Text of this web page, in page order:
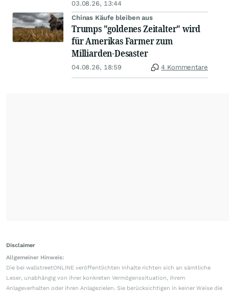
03.08.26, 13:44
Chinas Käufe bleiben aus
Trumps "goldenes Zeitalter" wird
für Amerikas Farmer zum
Milliarden-Desaster
04.08.26, 18:59 4 Kommentare
Disclaimer
Allgemeiner Hinweis:
Die bei wallstreetONLINE veröffentlichten Inhalte richten sich an sämtliche
Leser, unabhängig von ihrer konkreten Vermögenssituation, ihrem
Anlageverhalten oder ihren Anlagezielen. Sie berücksichtigen in keiner Weise die